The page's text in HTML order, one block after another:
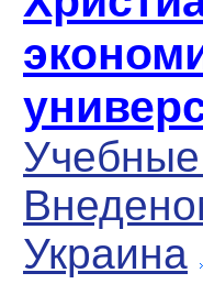
Украина